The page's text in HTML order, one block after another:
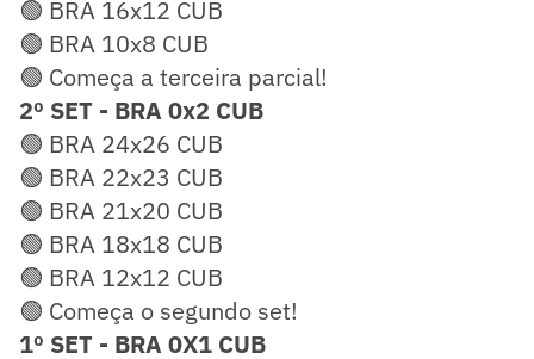
🟢 BRA 16x12 CUB
🟢 BRA 10x8 CUB
🟢 Começa a terceira parcial!
2º SET - BRA 0x2 CUB
🟢 BRA 24x26 CUB
🟢 BRA 22x23 CUB
🟢 BRA 21x20 CUB
🟢 BRA 18x18 CUB
🟢 BRA 12x12 CUB
🟢 Começa o segundo set!
1º SET - BRA 0X1 CUB